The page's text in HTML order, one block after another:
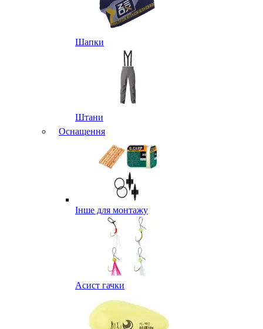
Шапки
Штани
Оснащення
Інше для монтажу
Асист гачки